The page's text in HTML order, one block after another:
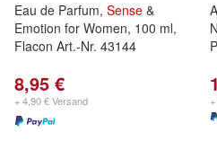
Eau de Parfum, Sense &
Emotion for Women, 100 ml,
Flacon Art.-Nr. 43144
8,95 €
+ 4,90 € Versand